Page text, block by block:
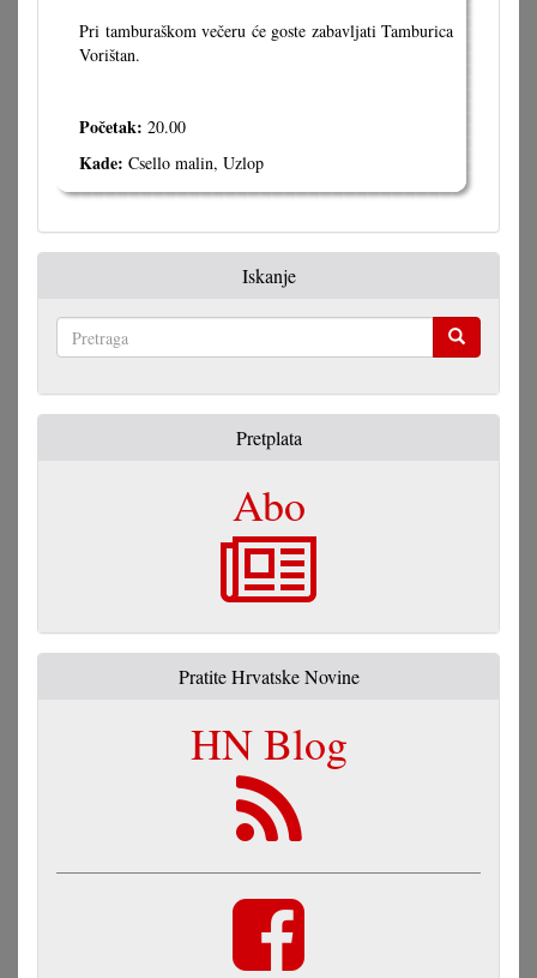
Pri tamburaškom večeru će goste zabavljati Tamburica
Vorištan.
Početak: 20.00
Kade: Csello malin, Uzlop
Iskanje
Pretplata
Abo
Pratite Hrvatske Novine
HN Blog